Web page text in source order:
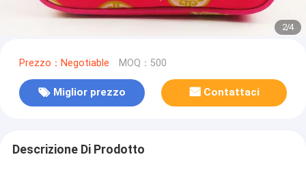
2/4
Prezzo：Negotiable MOQ：500
Miglior prezzo Contattaci
Descrizione Di Prodotto